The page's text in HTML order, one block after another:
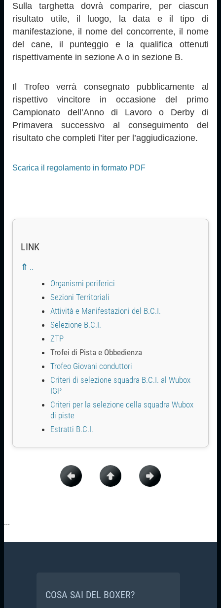
Sulla targhetta dovrà comparire, per ciascun
risultato utile, il luogo, la data e il tipo di
manifestazione, il nome del concorrente, il nome
del cane, il punteggio e la qualifica ottenuti
rispettivamente in sezione A o in sezione B.
Il Trofeo verrà consegnato pubblicamente al
rispettivo vincitore in occasione del primo
Campionato dell’Anno di Lavoro o Derby di
Primavera successivo al conseguimento del
risultato che completi l’iter per l’aggiudicazione.
Scarica il regolamento in formato PDF
LINK
⇑ ..
Organismi periferici
Sezioni Territoriali
Attività e Manifestazioni del B.C.I.
Selezione B.C.I.
ZTP
Trofei di Pista e Obbedienza
Trofeo Giovani conduttori
Criteri di selezione squadra B.C.I. al Wubox
IGP
Criteri per la selezione della squadra Wubox
di piste
Estratti B.C.I.
...
COSA SAI DEL BOXER?